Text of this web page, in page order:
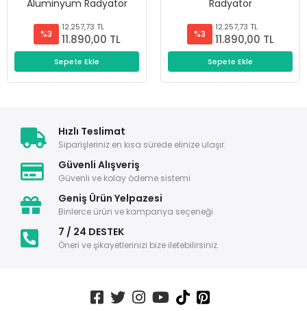
Alüminyum Radyatör
%3
12.257,73 TL
11.890,00 TL
Sepete Ekle
Radyatör
%3
12.257,73 TL
11.890,00 TL
Sepete Ekle
Hızlı Teslimat
Siparişleriniz en kısa sürede elinize ulaşır.
Güvenli Alışveriş
Güvenli ve kolay ödeme sistemi
Geniş Ürün Yelpazesi
Binlerce ürün ve kampanya seçeneği
7 / 24 DESTEK
Öneri ve şikayetlerinizi bize iletebilirsiniz.